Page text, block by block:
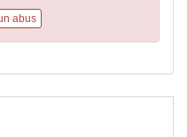
abus